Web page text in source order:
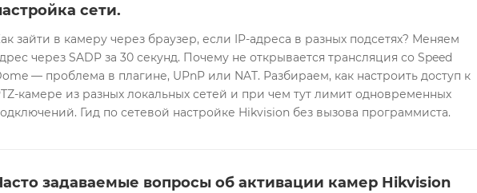
сети.
зайти в камеру через браузер, если IP-адреса в разных подсетях? Меняем
через SADP за 30 секунд. Почему не открывается трансляция со Speed
— проблема в плагине, UPnP или NAT. Разбираем, как настроить доступ к
камере из разных локальных сетей и при чем тут лимит одновременных
Гид по сетевой настройке Hikvision без вызова программиста.
задаваемые вопросы об активации камер Hikvision